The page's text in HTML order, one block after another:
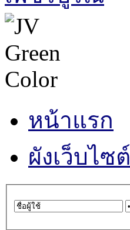
หน้าแรก
ผังเว็บไซต์